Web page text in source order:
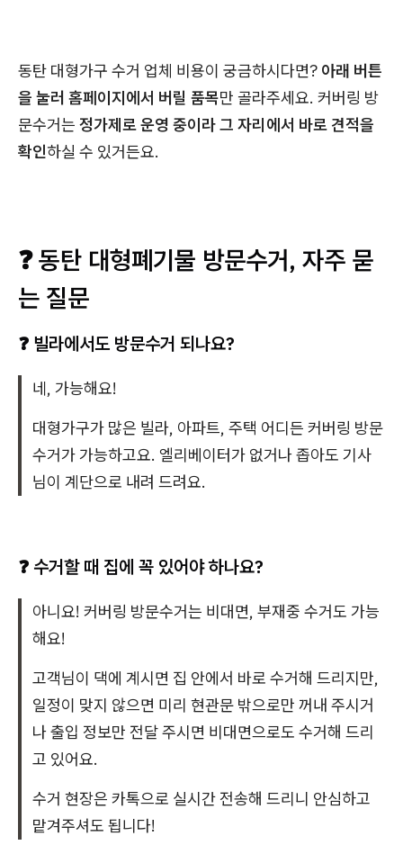
동탄 대형가구 수거 업체 비용이 궁금하시다면? 아래 버튼
을 눌러 홈페이지에서 버릴 품목만 골라주세요. 커버링 방
문수거는 정가제로 운영 중이라 그 자리에서 바로 견적을
확인하실 수 있거든요.
❓ 동탄 대형폐기물 방문수거, 자주 묻
는 질문
❓ 빌라에서도 방문수거 되나요?
네, 가능해요!
대형가구가 많은 빌라, 아파트, 주택 어디든 커버링 방문
수거가 가능하고요. 엘리베이터가 없거나 좁아도 기사
님이 계단으로 내려 드려요.
❓ 수거할 때 집에 꼭 있어야 하나요?
아니요! 커버링 방문수거는 비대면, 부재중 수거도 가능
해요!
고객님이 댁에 계시면 집 안에서 바로 수거해 드리지만,
일정이 맞지 않으면 미리 현관문 밖으로만 꺼내 주시거
나 출입 정보만 전달 주시면 비대면으로도 수거해 드리
고 있어요.
수거 현장은 카톡으로 실시간 전송해 드리니 안심하고
맡겨주셔도 됩니다!